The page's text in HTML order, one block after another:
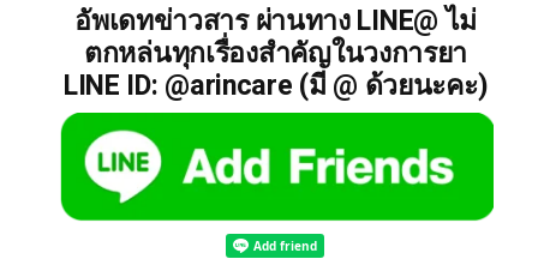
อัพเดทข่าวสาร ผ่านทาง LINE@ ไม่
ตกหล่นทุกเรื่องสำคัญในวงการยา
LINE ID: @arincare (มี @ ด้วยนะคะ)